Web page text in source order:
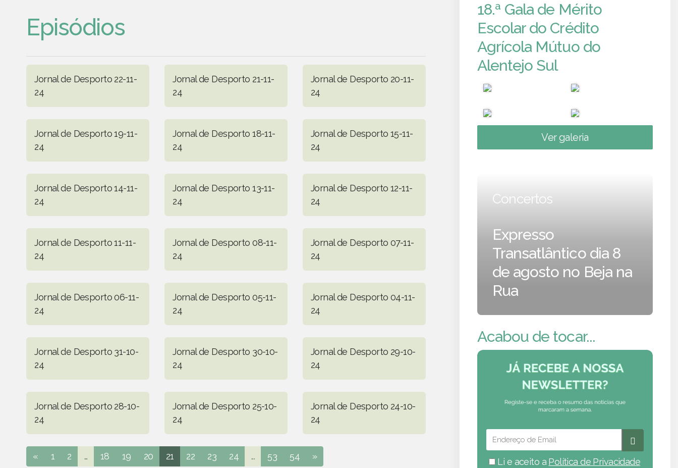
Episódios
Jornal de Desporto 22-11-
24
Jornal de Desporto 21-11-
24
Jornal de Desporto 20-11-
24
Jornal de Desporto 19-11-
24
Jornal de Desporto 18-11-
24
Jornal de Desporto 15-11-
24
Jornal de Desporto 14-11-
24
Jornal de Desporto 13-11-
24
Jornal de Desporto 12-11-
24
Jornal de Desporto 11-11-
24
Jornal de Desporto 08-11-
24
Jornal de Desporto 07-11-
24
Jornal de Desporto 06-11-
24
Jornal de Desporto 05-11-
24
Jornal de Desporto 04-11-
24
Jornal de Desporto 31-10-
24
Jornal de Desporto 30-10-
24
Jornal de Desporto 29-10-
24
Jornal de Desporto 28-10-
24
Jornal de Desporto 25-10-
24
Jornal de Desporto 24-10-
24
« 1 2 ... 18 19 20 21 22 23 24 ... 53 54 »
18.ª Gala de Mérito
Escolar do Crédito
Agrícola Mútuo do
Alentejo Sul
Ver galeria
Concertos
Expresso
Transatlântico dia 8
de agosto no Beja na
Rua
Acabou de tocar...
Li e aceito a Política de Privacidade